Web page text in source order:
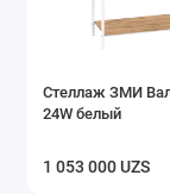
Инвентарь
Показать все
Стеллаж ЗМИ
24W белый
1 053 000 UZS